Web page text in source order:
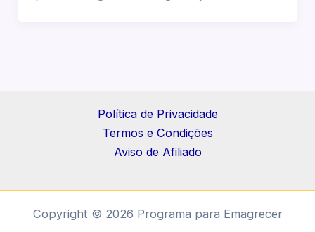
Política de Privacidade
Termos e Condições
Aviso de Afiliado
Copyright © 2026 Programa para Emagrecer